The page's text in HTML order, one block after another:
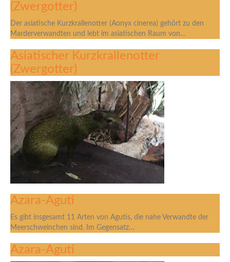
(Zwergotter)
Der asiatische Kurzkrallenotter (Aonyx cinerea) gehört zu den
Marderverwandten und lebt im asiatischen Raum von…
Asiatischer Kurzkrallenotter
(Zwergotter)
Azara-Aguti
Es gibt insgesamt 11 Arten von Agutis, die nahe Verwandte der
Meerschweinchen sind. Im Gegensatz…
Azara-Aguti